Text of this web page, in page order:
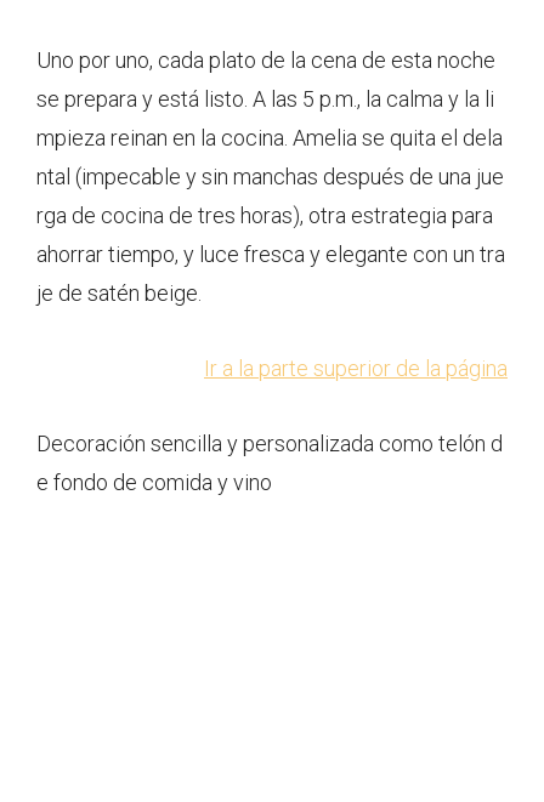
Uno por uno, cada plato de la cena de esta noche
se prepara y está listo. A las 5 p.m., la calma y la li
mpieza reinan en la cocina. Amelia se quita el dela
ntal (impecable y sin manchas después de una jue
rga de cocina de tres horas), otra estrategia para
ahorrar tiempo, y luce fresca y elegante con un tra
je de satén beige.
Ir a la parte superior de la página
Decoración sencilla y personalizada como telón d
e fondo de comida y vino